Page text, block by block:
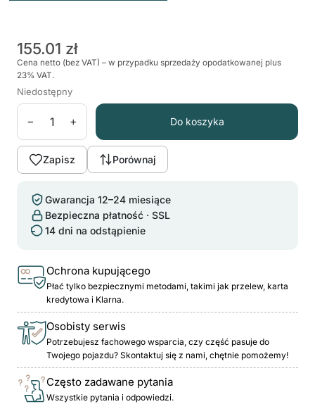
155.01 zł
Cena netto (bez VAT) – w przypadku sprzedaży opodatkowanej plus
23% VAT.
Niedostępny
− + Do koszyka
Zapisz Porównaj
Gwarancja 12–24 miesiące
Bezpieczna płatność · SSL
14 dni na odstąpienie
Ochrona kupującego
Płać tylko bezpiecznymi metodami, takimi jak przelew, karta
kredytowa i Klarna.
Osobisty serwis
Potrzebujesz fachowego wsparcia, czy część pasuje do
Twojego pojazdu? Skontaktuj się z nami, chętnie pomożemy!
Często zadawane pytania
Wszystkie pytania i odpowiedzi.